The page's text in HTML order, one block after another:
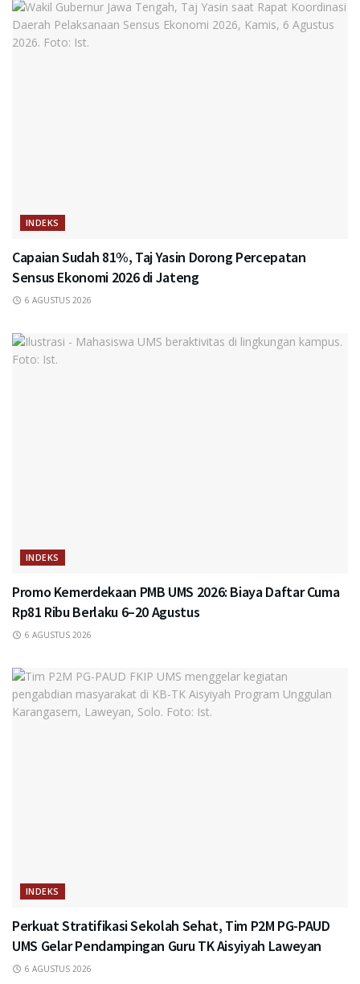
INDEKS
Capaian Sudah 81%, Taj Yasin Dorong Percepatan
Sensus Ekonomi 2026 di Jateng
6 AGUSTUS 2026
INDEKS
Promo Kemerdekaan PMB UMS 2026: Biaya Daftar Cuma
Rp81 Ribu Berlaku 6–20 Agustus
6 AGUSTUS 2026
INDEKS
Perkuat Stratifikasi Sekolah Sehat, Tim P2M PG-PAUD
UMS Gelar Pendampingan Guru TK Aisyiyah Laweyan
6 AGUSTUS 2026